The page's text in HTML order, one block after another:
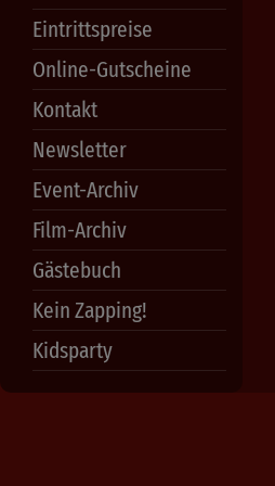
Eintrittspreise
Online-Gutscheine
Kontakt
Newsletter
Event-Archiv
Film-Archiv
Gästebuch
Kein Zapping!
Kidsparty